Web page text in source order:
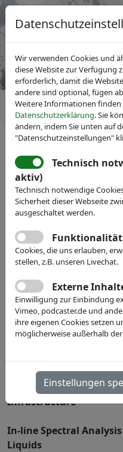
IVAM Fachverband für
»inno« 88:
Evolution of
Technology“
Download
Revolutionizing
Innovative Gas and
Biomolecule Sensing
Using Edge AI -
Infrastructure
In-line Spectral
Liquids
Wir verwenden Cookies und
diese Website zur Verfügung
erforderlich, damit die
andere sind optional, fügen
Weitere Informationen finden
Datenschutzerklärung. Sie
ändern, indem Sie unten auf
"Datenschutzeinstellungen"
Technisch
aktiv)
Technisch notwendige
Sicherheit dieser Webseite
ausgeschaltet werden.
Funktionalität
Cookies, die uns erlauben,
stellen, z.B. unseren Livechat.
Externe
Einwilligung zur Einbindung
Vimeo, podcaster.de und
ihre eigenen Cookies setzen
möglicherweise außerhalb
Einstellungen